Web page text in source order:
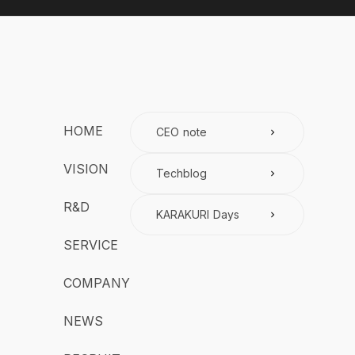
HOME
VISION
R&D
SERVICE
COMPANY
NEWS
CEO note keyboard_arrow_right
Techblog keyboard_arrow_right
KARAKURI Days keyboard_arrow_right